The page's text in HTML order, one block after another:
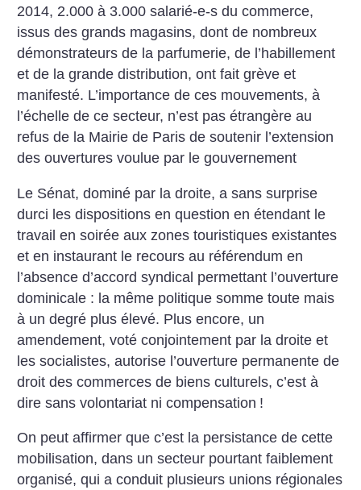
2014, 2.000 à 3.000 salarié-e-s du commerce,
issus des grands magasins, dont de nombreux
démonstrateurs de la parfumerie, de l’habillement
et de la grande distribution, ont fait grève et
manifesté. L’importance de ces mouvements, à
l’échelle de ce secteur, n’est pas étrangère au
refus de la Mairie de Paris de soutenir l’extension
des ouvertures voulue par le gouvernement
Le Sénat, dominé par la droite, a sans surprise
durci les dispositions en question en étendant le
travail en soirée aux zones touristiques existantes
et en instaurant le recours au référendum en
l’absence d’accord syndical permettant l’ouverture
dominicale : la même politique somme toute mais
à un degré plus élevé. Plus encore, un
amendement, voté conjointement par la droite et
les socialistes, autorise l’ouverture permanente de
droit des commerces de biens culturels, c’est à
dire sans volontariat ni compensation !
On peut affirmer que c’est la persistance de cette
mobilisation, dans un secteur pourtant faiblement
organisé, qui a conduit plusieurs unions régionales